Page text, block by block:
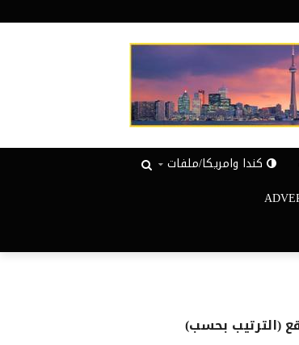
كندا وامريكا/ملفات
(الترتيب بحسب)